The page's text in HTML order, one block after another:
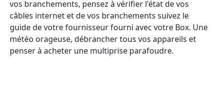
vos branchements, pensez à vérifier l'état de vos
câbles internet et de vos branchements suivez le
guide de votre fournisseur fourni avec votre Box. Une
météo orageuse, débrancher tous vos appareils et
penser à acheter une multiprise parafoudre.